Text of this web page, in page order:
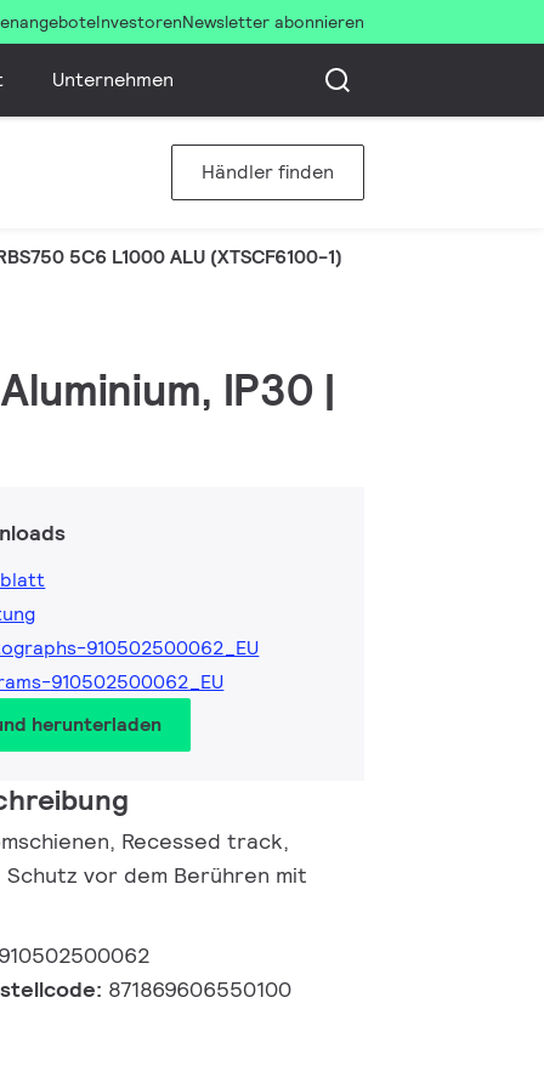
InvestorenNewsletter abonnieren
Unternehmen
Händler finden
5C6 L1000 ALU (XTSCF6100-1)
IP30 |
910502500062_EU
910502500062_EU
herunterladen
Recessed track,
Schutz vor dem Berühren mit
910502500062
871869606550100